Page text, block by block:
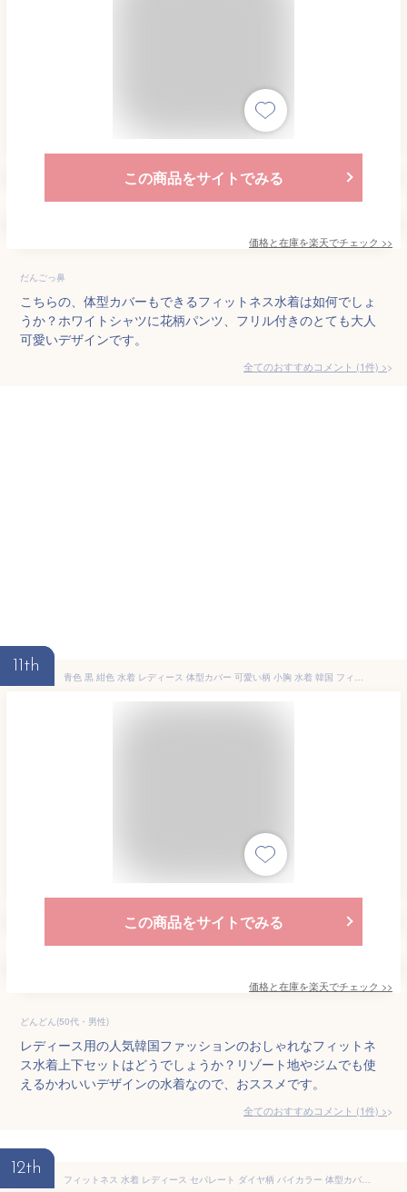
この商品をサイトでみる
価格と在庫を楽天でチェック >>
だんごっ鼻
こちらの、体型カバーもできるフィットネス水着は如何でしょ
うか？ホワイトシャツに花柄パンツ、フリル付きのとても大人
可愛いデザインです。
全てのおすすめコメント (1件) >
11th
青色 黒 紺色 水着 レディース 体型カバー 可愛い柄 小胸 水着 韓国 フィットネス水着 タンキニ 水着 タンキニ セパレート 上下セット スカート 可愛い水着 安全パンツ みずぎ 女性用 スイムウェア 大人 水着 リゾート 水泳 みずぎ ビーチ 海 温泉 プール
この商品をサイトでみる
価格と在庫を楽天でチェック >>
どんどん(50代・男性)
レディース用の人気韓国ファッションのおしゃれなフィットネ
ス水着上下セットはどうでしょうか？リゾート地やジムでも使
えるかわいいデザインの水着なので、おススメです。
全てのおすすめコメント (1件) >
12th
フィットネス 水着 レディース セパレート ダイヤ柄 バイカラー 体型カバー水着 トレーニング おしゃれ かわいい 半袖 女性用 パイピング シンプル 無地 ラッシュガード ショートパンツ 上下 2点セット 黒 ノンワイヤー パッド付き 露出控えめ 伸縮性 日焼け対策